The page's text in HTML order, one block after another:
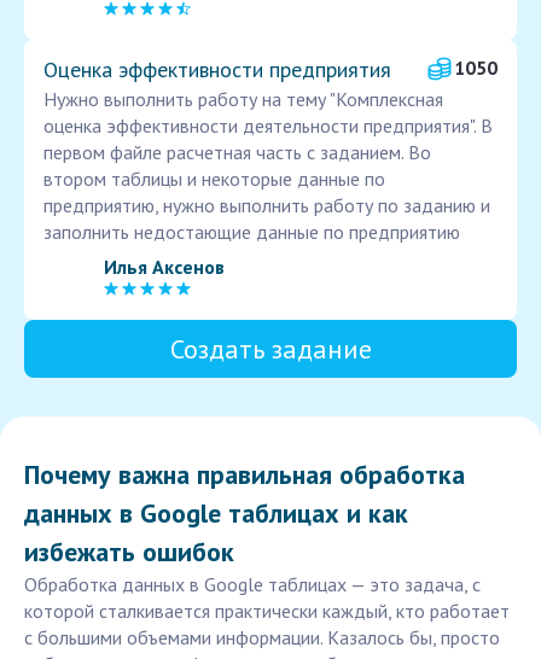
Оценка эффективности предприятия
1050
Нужно выполнить работу на тему "Комплексная
оценка эффективности деятельности предприятия". В
первом файле расчетная часть с заданием. Во
втором таблицы и некоторые данные по
предприятию, нужно выполнить работу по заданию и
заполнить недостающие данные по предприятию
Илья Аксенов
Создать задание
Почему важна правильная обработка
данных в Google таблицах и как
избежать ошибок
Обработка данных в Google таблицах — это задача, с
которой сталкивается практически каждый, кто работает
с большими объемами информации. Казалось бы, просто